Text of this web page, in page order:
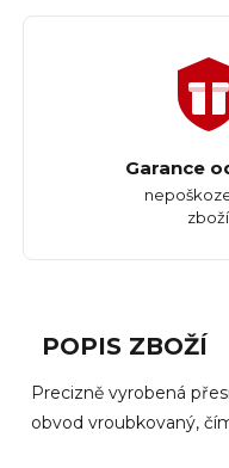
Garance
zboží
POPIS ZBOŽÍ
Precizně vyrobená
obvod vroubkovaný,